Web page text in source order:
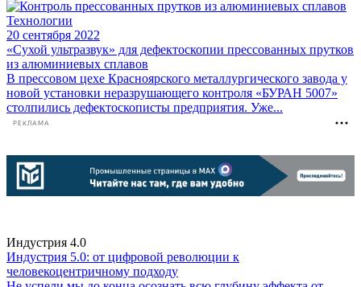
Технологии
20 сентября 2022
«Сухой ультразвук» для дефектоскопии прессованных прутков
из алюминиевых сплавов
В прессовом цехе Красноярского металлургического завода у
новой установки неразрушающего контроля «БУРАН 5007»
столпились дефектоскописты предприятия. Уже...
РЕКЛАМА
Индустрия 4.0
Индустрия 5.0: от цифровой революции к
человекоцентричному подходу